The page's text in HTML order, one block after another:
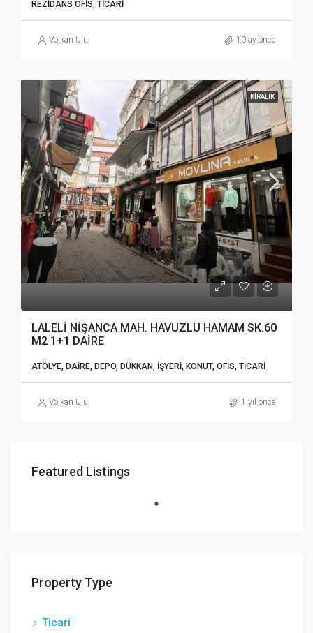
REZIDANS OFIS, TICARI
Volkan Ulu 10 ay önce
KIRALIK
LALELİ NİŞANCA MAH. HAVUZLU HAMAM SK.60
M2 1+1 DAİRE
ATÖLYE, DAIRE, DEPO, DÜKKAN, İŞYERI, KONUT, OFIS, TICARI
Volkan Ulu 1 yıl önce
Featured Listings
Property Type
Ticari